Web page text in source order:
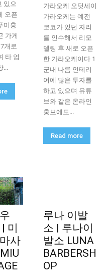
있으
오픈
미흥
가게
개로
타 업
...
가라오케 오딧세이
가라오케는 예전
코코가 있던 자리
를 인수해서 리모
델링 후 새로 오픈
한 가라오케이다 1
군내 나름 인테리
어에 많은 투자를
하고 있으며 유튜
브와 같은 온라인
홍보에도...
Read more
미
사
루나 이발
소 | 루나이
발소 LUNA
BARBERSH
OP